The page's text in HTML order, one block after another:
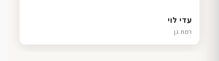
שרון כהן
תל אביב
עדי לוי
רמת גן
דנה גל
חיפה
ליאת ויוסי מ.
הוד השרון